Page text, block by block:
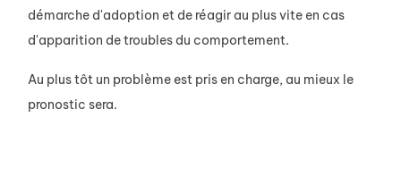
démarche d'adoption et de réagir au plus vite en cas
d'apparition de troubles du comportement.
Au plus tôt un problème est pris en charge, au mieux le
pronostic sera.